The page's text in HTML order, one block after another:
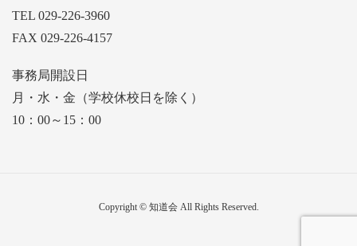
TEL 029-226-3960
FAX 029-226-4157
事務局開設日
月・水・金（学校休校日を除く）
10：00～15：00
Copyright © 知道会 All Rights Reserved.